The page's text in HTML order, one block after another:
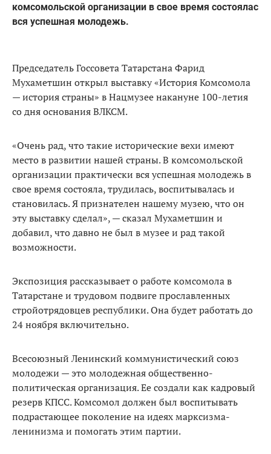
комсомольской организации в свое время состоялас
вся успешная молодежь.
Председатель Госсовета Татарстана Фарид
Мухаметшин открыл выставку «История Комсомола
— история страны» в Нацмузее накануне 100-летия
со дня основания ВЛКСМ.
«Очень рад, что такие исторические вехи имеют
место в развитии нашей страны. В комсомольской
организации практически вся успешная молодежь в
свое время состояла, трудилась, воспитывалась и
становилась. Я признателен нашему музею, что он
эту выставку сделал», — сказал Мухаметшин и
добавил, что давно не был в музее и рад такой
возможности.
Экспозиция рассказывает о работе комсомола в
Татарстане и трудовом подвиге прославленных
стройотрядовцев республики. Она будет работать до
24 ноября включительно.
Всесоюзный Ленинский коммунистический союз
молодежи — это молодежная общественно-
политическая организация. Ее создали как кадровый
резерв КПСС. Комсомол должен был воспитывать
подрастающее поколение на идеях марксизма-
ленинизма и помогать этим партии.